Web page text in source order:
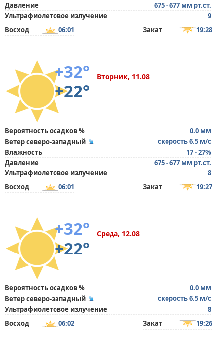
Давление
675 - 677 мм рт.ст.
Ультрафиолетовое излучение
9
Восход
06:01 Закат 19:28
+32°
+22°
Вторник, 11.08
Вероятность осадков %
0.0 мм
Ветер северо-западный
скорость 6.5 м/с
Влажность
17 - 27%
Давление
675 - 677 мм рт.ст.
Ультрафиолетовое излучение
8
Восход
06:01 Закат 19:27
+32°
+22°
Среда, 12.08
Вероятность осадков %
0.0 мм
Ветер северо-западный
скорость 6.5 м/с
Ультрафиолетовое излучение
8
Восход
06:02 Закат 19:26